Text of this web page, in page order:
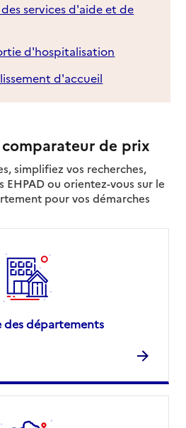
services d'aide et de
d'hospitalisation
d'accueil
de prix
simplifiez vos recherches,
EHPAD ou orientez-vous sur le
pour vos démarches
des départements